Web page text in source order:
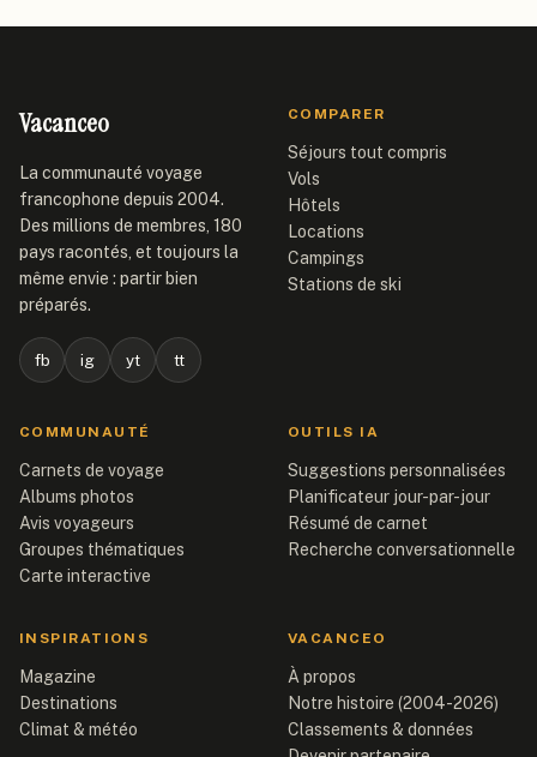
Vacanceo
La communauté voyage
francophone depuis 2004.
Des millions de membres, 180
pays racontés, et toujours la
même envie : partir bien
préparés.
fb ig yt tt
COMPARER
Séjours tout compris
Vols
Hôtels
Locations
Campings
Stations de ski
COMMUNAUTÉ
Carnets de voyage
Albums photos
Avis voyageurs
Groupes thématiques
Carte interactive
OUTILS IA
Suggestions personnalisées
Planificateur jour-par-jour
Résumé de carnet
Recherche conversationnelle
INSPIRATIONS
Magazine
Destinations
Climat & météo
VACANCEO
À propos
Notre histoire (2004-2026)
Classements & données